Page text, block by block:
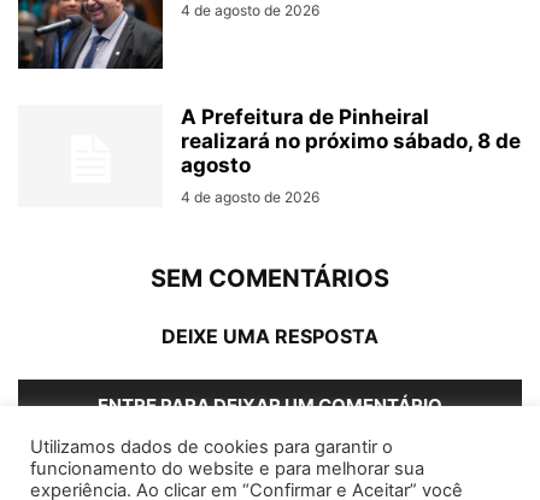
4 de agosto de 2026
A Prefeitura de Pinheiral
realizará no próximo sábado, 8 de
agosto
4 de agosto de 2026
SEM COMENTÁRIOS
DEIXE UMA RESPOSTA
ENTRE PARA DEIXAR UM COMENTÁRIO
Utilizamos dados de cookies para garantir o
funcionamento do website e para melhorar sua
experiência. Ao clicar em “Confirmar e Aceitar” você